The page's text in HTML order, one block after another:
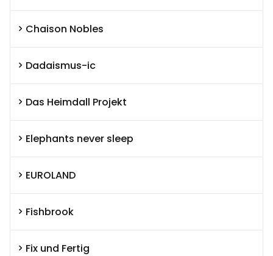
Chaison Nobles
Dadaismus-ic
Das Heimdall Projekt
Elephants never sleep
EUROLAND
Fishbrook
Fix und Fertig